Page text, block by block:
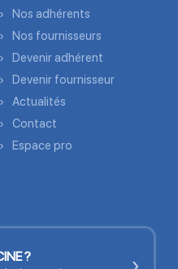
Nos adhérents
Nos fournisseurs
Devenir adhérent
Devenir fournisseur
Actualités
Contact
Espace pro
?